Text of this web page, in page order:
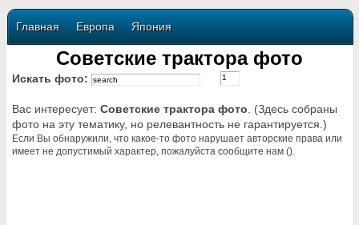
Главная Европа Япония
Советские трактора фото
Искать фото:
Вас интересует: Советские трактора фото . (Здесь собраны
фото на эту тематику, но релевантность не гарантируется.)
Если Вы обнаружили, что какое-то фото нарушает авторские права или
имеет не допустимый характер, пожалуйста сообщите нам ().